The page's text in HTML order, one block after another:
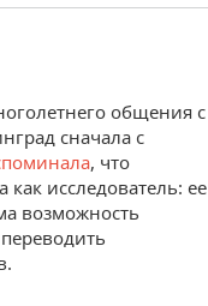
общения с
сначала с
, что
исследователь: ее
возможность